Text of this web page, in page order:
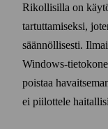
Rikollisilla on
tartuttamiseksi,
säännöllisesti.
Windows-
poistaa
ei piilottele